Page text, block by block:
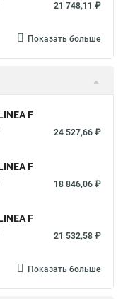
21 748,11 ₽
Показать больше
F
24 527,66 ₽
F
18 846,06 ₽
F
21 532,58 ₽
Показать больше